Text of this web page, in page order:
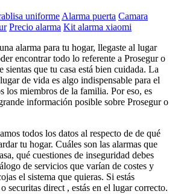
uniforme Alarma puerta Camara
Precio alarma Kit alarma xiaomi
alarma para tu hogar, llegaste al lugar
encontrar todo lo referente a Prosegur o
sientas que tu casa está bien cuidada. La
de vida es algo indispensable para el
los miembros de la familia. Por eso, es
información posible sobre Prosegur o
todos los datos al respecto de de qué
tu hogar. Cuáles son las alarmas que
qué cuestiones de inseguridad debes
de servicios que varían de costes y
el sistema que quieras. Si estás
securitas direct , estás en el lugar correcto.